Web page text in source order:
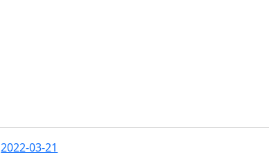
2022-03-21